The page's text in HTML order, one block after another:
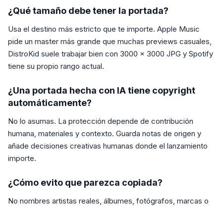
¿Qué tamaño debe tener la portada?
Usa el destino más estricto que te importe. Apple Music
pide un master más grande que muchas previews casuales,
DistroKid suele trabajar bien con 3000 x 3000 JPG y Spotify
tiene su propio rango actual.
¿Una portada hecha con IA tiene copyright
automáticamente?
No lo asumas. La protección depende de contribución
humana, materiales y contexto. Guarda notas de origen y
añade decisiones creativas humanas donde el lanzamiento
importe.
¿Cómo evito que parezca copiada?
No nombres artistas reales, álbumes, fotógrafos, marcas o